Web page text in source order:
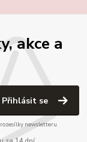
akce a
Přihlásit se
newsletteru.